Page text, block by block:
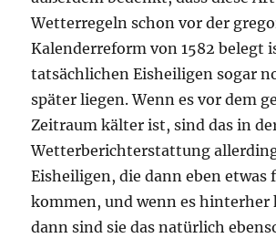
Wetterregeln schon vor der
Kalenderreform von 1582 belegt
tatsächlichen Eisheiligen sogar
später liegen. Wenn es vor dem
Zeitraum kälter ist, sind das in
Wetterberichterstattung
Eisheiligen, die dann eben etwas
kommen, und wenn es hinterher
dann sind sie das natürlich